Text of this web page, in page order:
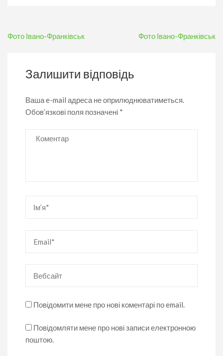
Навігація
Фото Івано-Франківськ Фото Івано-Франківськ
Залишити відповідь
Ваша e-mail адреса не оприлюднюватиметься.
Обов’язкові поля позначені *
Коментар
Повідомити мене про нові коментарі по email.
Повідомляти мене про нові записи електронною
поштою.